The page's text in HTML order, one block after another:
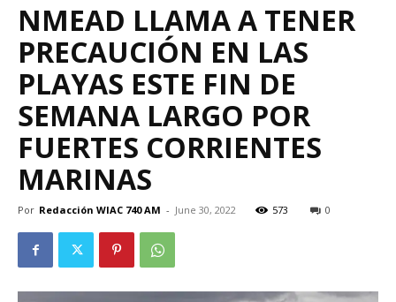
NMEAD LLAMA A TENER
PRECAUCIÓN EN LAS
PLAYAS ESTE FIN DE
SEMANA LARGO POR
FUERTES CORRIENTES
MARINAS
Por Redacción WIAC 740 AM - June 30, 2022 573 0